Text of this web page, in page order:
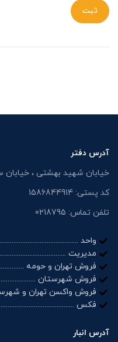
آدرس دفتر
خیابان شهید بهشتی ، خیابان سر افراز کوچه
کد پستی: 1586844914
تلفن تماس: 0218795
واحد
مدیریت
فروش تهران و حومه
فروش شهرستان
فروش واکسن تهران و
فکس
آدرس انبار